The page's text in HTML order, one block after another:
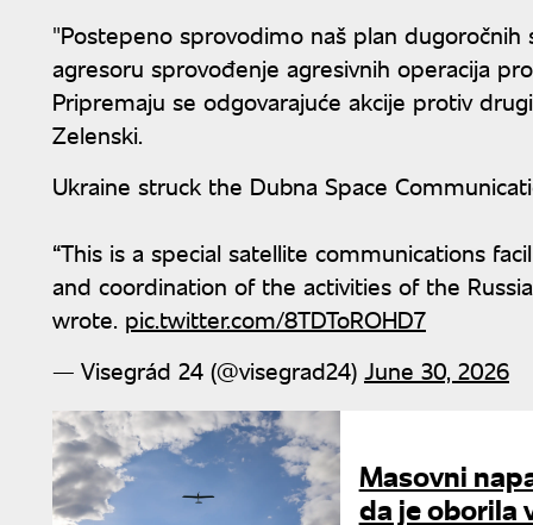
"Postepeno sprovodimo naš plan
agresoru sprovođenje agresivnih operacija
Pripremaju se odgovarajuće akcije protiv
Zelenski.
Ukraine struck the Dubna Space
“This is a special satellite communications
and coordination of the activities of the
wrote. pic.twitter.com/8TDToROHD7
— Visegrád 24 (@visegrad24) June 30, 2026
Masovni
da je oborila